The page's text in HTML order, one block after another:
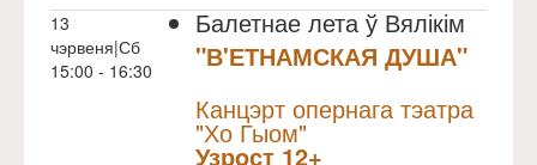
13
чэрвеня|Сб
15:00 - 16:30
Балетнае лета ў Вялікім
"В'ЕТНАМСКАЯ ДУША"
Канцэрт опернага тэатра
"Хо Гыом"
Узрoст 12+